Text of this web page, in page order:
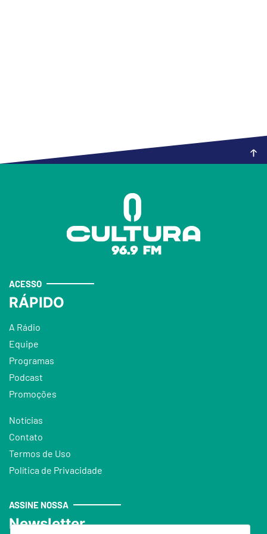
ACESSO
RÁPIDO
A Rádio
Equipe
Programas
Podcast
Promoções
Notícias
Contato
Termos de Uso
Política de Privacidade
ASSINE NOSSA
Newsletter